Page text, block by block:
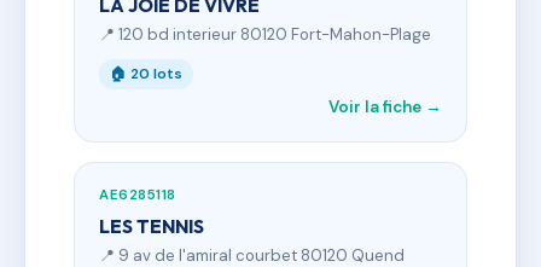
LA JOIE DE VIVRE
📍 120 bd interieur 80120 Fort-Mahon-Plage
🏠 20 lots
Voir la fiche →
AE6285118
LES TENNIS
📍 9 av de l'amiral courbet 80120 Quend